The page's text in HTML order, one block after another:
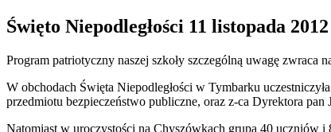
Święto Niepodległości 11 listopada
Program patriotyczny naszej szkoły szczególną uwagę
W obchodach Święta Niepodległości w Tymbarku
przedmiotu bezpieczeństwo publiczne, oraz z-ca Dyrektora
Natomiast w uroczystości na Chyszówkach grupa 40 uczniów